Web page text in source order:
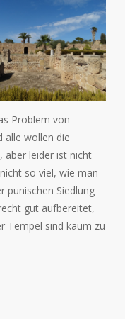
Problem von
alle wollen die
aber leider ist nicht
so viel, wie man
punischen Siedlung
gut aufbereitet,
Tempel sind kaum zu